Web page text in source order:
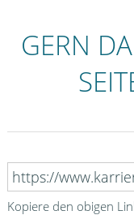
GERN
Kopiere den obigen